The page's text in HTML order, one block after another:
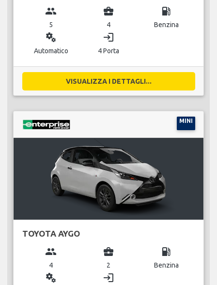
group
5
business_center
4
local_gas_station
Benzina
miscellaneous_services
Automatico
login
4 Porta
VISUALIZZA I DETTAGLI...
MINI
TOYOTA AYGO
group
4
business_center
2
local_gas_station
Benzina
miscellaneous_services login